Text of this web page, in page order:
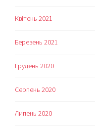
Квітень 2021
Березень 2021
Грудень 2020
Серпень 2020
Липень 2020